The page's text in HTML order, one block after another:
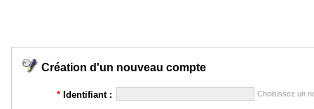
Création d'un nouveau compte
* Identifiant : Choisissez un